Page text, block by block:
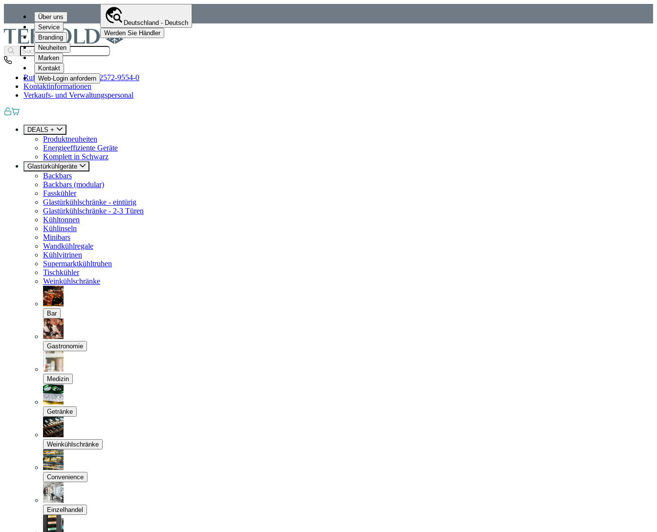
Über uns
Service
Branding
Neuheiten
Marken
Kontakt
Web-Login anfordern
Deutschland - Deutsch
Werden Sie Händler
Rufen Sie uns an+49 (0)2572-9554-0
Kontaktinformationen
Verkaufs- und Verwaltungspersonal
DEALS +
Produktneuheiten
Energieeffiziente Geräte
Komplett in Schwarz
Glastürkühlgeräte
Backbars
Backbars (modular)
Fasskühler
Glastürkühlschränke - eintürig
Glastürkühlschränke - 2-3 Türen
Kühltonnen
Kühlinseln
Minibars
Wandkühlregale
Kühlvitrinen
Supermarktkühltruhen
Tischkühler
Weinkühlschränke
Bar
Gastronomie
Medizin
Getränke
Weinkühlschränke
Convenience
Einzelhandel